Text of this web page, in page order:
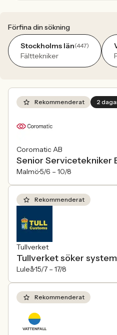
Förfina din sökning
Stockholms län(447)
Fälttekniker
Rekommenderat 2
Coromatic AB
Senior Servicetekniker
Malmö5/6 – 10/8
Rekommenderat
Tullverket
Tullverket söker
Luleå15/7 – 17/8
Rekommenderat